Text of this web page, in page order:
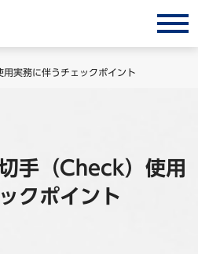
リューション
サイト
コラム
実務に伴うチェックポイント
手（Check）使用
クポイント